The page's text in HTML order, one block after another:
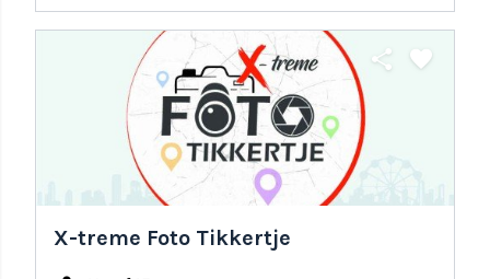
share favorite
X-treme Foto Tikkertje